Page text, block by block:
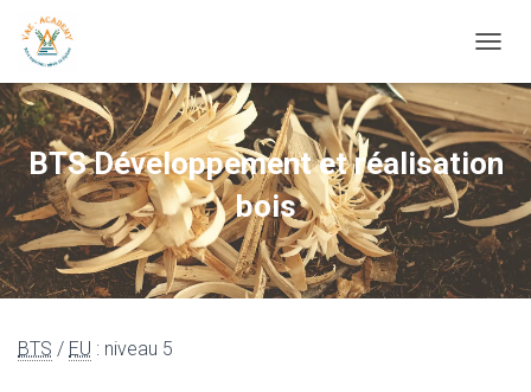
BTS Développement et réalisation
bois
BTS / EU : niveau 5